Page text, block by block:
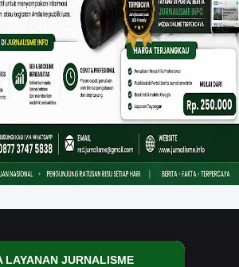
LAYANAN JURNALISME